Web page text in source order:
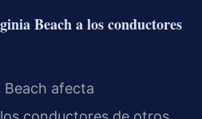
Beach a los conductores
Beach afecta